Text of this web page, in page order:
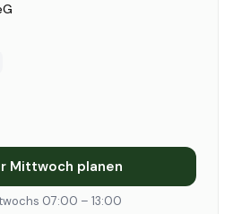
Mittwoch planen
07:00 – 13:00